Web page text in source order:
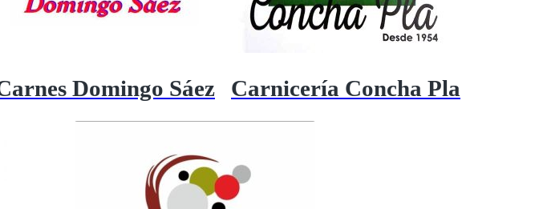
Domingo Sáez Carnicería Concha Pla